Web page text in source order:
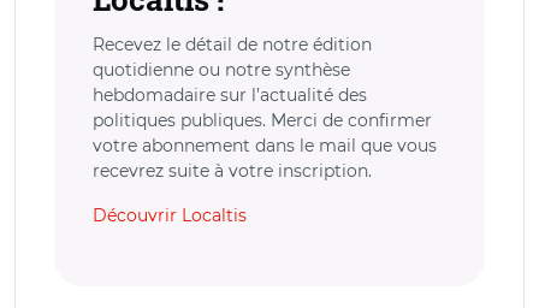
Recevez le détail de notre édition
quotidienne ou notre synthèse
hebdomadaire sur l’actualité des
politiques publiques. Merci de confirmer
votre abonnement dans le mail que vous
recevrez suite à votre inscription.
Découvrir Localtis